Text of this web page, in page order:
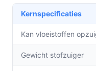
Met een
de laagste stand,
oppervlakken
dat zelfs de
Kernspecificaties
Kan vloeistoffen
Gewicht stofzuiger